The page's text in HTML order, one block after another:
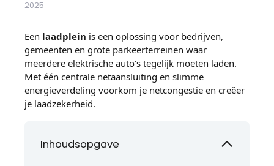
2025
Een laadplein is een oplossing voor bedrijven,
gemeenten en grote parkeerterreinen waar
meerdere elektrische auto’s tegelijk moeten laden.
Met één centrale netaansluiting en slimme
energieverdeling voorkom je netcongestie en creëer
je laadzekerheid.
Inhoudsopgave